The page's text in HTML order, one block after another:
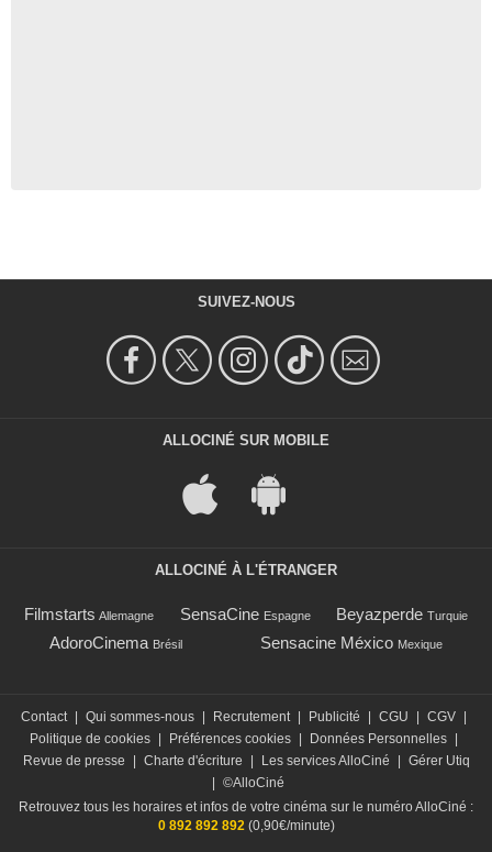
SUIVEZ-NOUS
ALLOCINÉ SUR MOBILE
ALLOCINÉ À L'ÉTRANGER
Filmstarts Allemagne SensaCine Espagne Beyazperde Turquie
AdoroCinema Brésil Sensacine México Mexique
Contact | Qui sommes-nous | Recrutement | Publicité | CGU | CGV |
Politique de cookies | Préférences cookies | Données Personnelles |
Revue de presse
| Charte d'écriture | Les services AlloCiné | Gérer Utiq
| ©AlloCiné
Retrouvez tous les horaires et infos de votre cinéma sur le numéro AlloCiné :
0 892 892 892 (0,90€/minute)